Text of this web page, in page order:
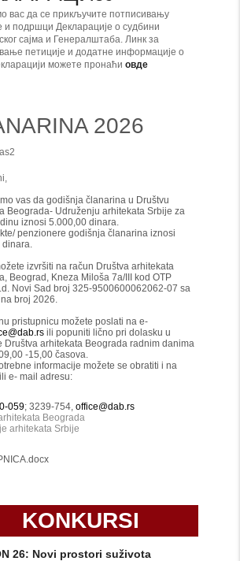
вас да се прикључите потписивању
и подршци Декларације о судбини
сајма и Генералштаба. Линк за
петиције и додатне информације о
можете пронаћи овде
2026
vas da godišnja članarina u Društvu
Beograda- Udruženju arhitekata Srbije za
iznosi 5.000,00 dinara.
penzionere godišnja članarina iznosi
izvršiti na račun Društva arhitekata
Beograd, Kneza Miloša 7a/III kod OTP
Novi Sad broj 325-9500600062062-07 sa
broj 2026.
pristupnicu možete poslati na e-
ili popuniti lično pri dolasku u
Društva arhitekata Beograda radnim danima
-15,00 časova.
informacije možete se obratiti i na
e- mail adresu:
059; 3239-754, office@dab.rs
Beograda
arhitekata Srbije
KONKURSI
26: Novi prostori suživota